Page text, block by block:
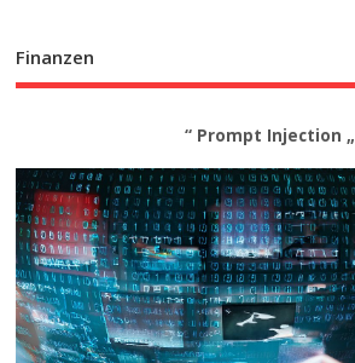
Finanzen
“ Prompt Injection „